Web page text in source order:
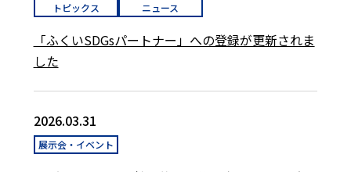
トピックス ニュース
「ふくいSDGsパートナー」への登録が更新されま
した
2026.03.31
展示会・イベント